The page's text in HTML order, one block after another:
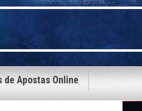
de Apostas Online